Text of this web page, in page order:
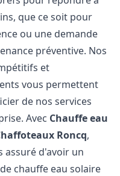
que ce soit pour
ou une demande
préventive. Nos
et
vous permettent
de nos services
Avec Chauffe eau
Roncq,
assuré d'avoir un
chauffe eau solaire